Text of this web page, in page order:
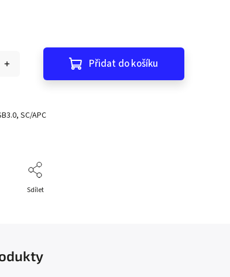
Přidat do košíku
SC/APC
Sdílet